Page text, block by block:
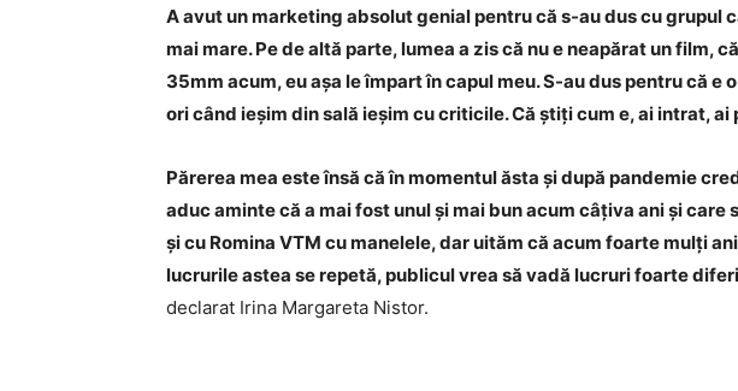
A avut un marketing absolut genial pentru că s-au dus cu grupul
mai mare. Pe de altă parte, lumea a zis că nu e neapărat un film,
35mm acum, eu așa le împart în capul meu. S-au dus pentru că
ori când ieșim din sală ieșim cu criticile. Că știți cum e, ai intrat,
Părerea mea este însă că în momentul ăsta și după pandemie
aduc aminte că a mai fost unul și mai bun acum câțiva ani și
și cu Romina VTM cu manelele, dar uităm că acum foarte mulți
lucrurile astea se repetă, publicul vrea să vadă lucruri foarte
declarat Irina Margareta Nistor.